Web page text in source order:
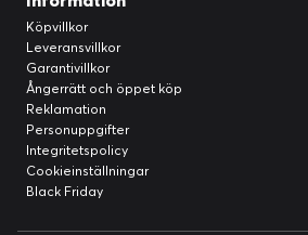
Köpvillkor
Leveransvillkor
Garantivillkor
Ångerrätt och öppet köp
Reklamation
Personuppgifter
Integritetspolicy
Cookieinställningar
Black Friday